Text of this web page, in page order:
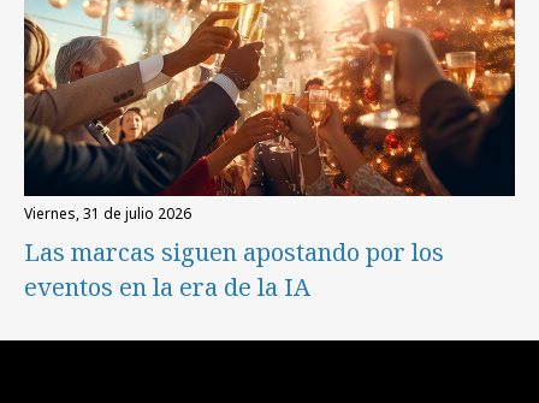
viernes, 31 de julio 2026
Las marcas siguen apostando por los
eventos en la era de la IA